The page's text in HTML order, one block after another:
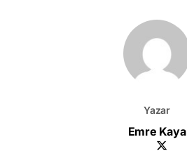
Yazar
Emre Kaya